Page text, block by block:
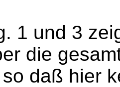
1 und 3
die
daß hier